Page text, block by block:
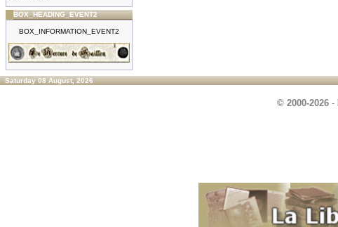
BOX_HEADING_EVENT2
BOX_INFORMATION_EVENT2
Saturday 08 August, 2026
© 2000-2026 -